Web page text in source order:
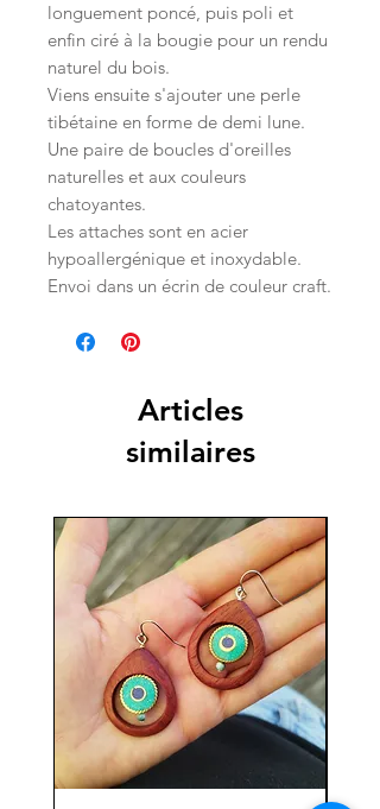
longuement poncé, puis poli et
enfin ciré à la bougie pour un rendu
naturel du bois.
Viens ensuite s'ajouter une perle
tibétaine en forme de demi lune.
Une paire de boucles d'oreilles
naturelles et aux couleurs
chatoyantes.
Les attaches sont en acier
hypoallergénique et inoxydable.
Envoi dans un écrin de couleur craft.
Articles
similaires